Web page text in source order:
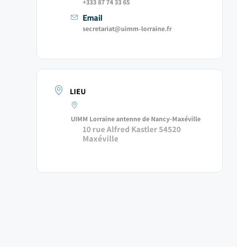
+333 87 74 33 65
Email
secretariat@uimm-lorraine.fr
LIEU
UIMM Lorraine antenne de Nancy-Maxéville
10 rue Alfred Kastler 54520
Maxéville